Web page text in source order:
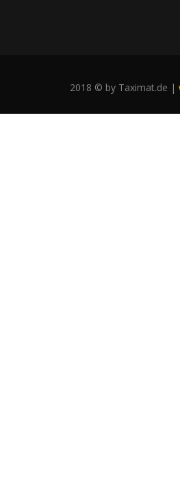
2018 © by Taximat.de |